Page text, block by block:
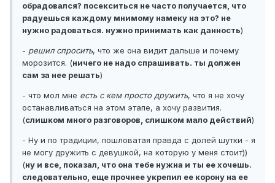
обрадовался? посекситься не часто получается, что
радуешься каждому мнимому намеку на это? не
нужно радоваться. нужно принимать как данность)
- решил спросить, что же она видит дальше и почему
морозится. (ничего не надо спрашивать. ты должен
сам за нее решать)
- что мол мне есть с кем просто дружить, что я не хочу
останавливаться на этом этапе, а хочу развития.
(слишком много разговоров, слишком мало действий)
- Ну и по традиции, пошловатая правда с долей шутки - я
не могу дружить с девушкой, на которую у меня стоит))
(ну и все, показал, что она тебе нужна и ты ее хочешь.
следовательно, еще прочнее укрепил ее корону на ее